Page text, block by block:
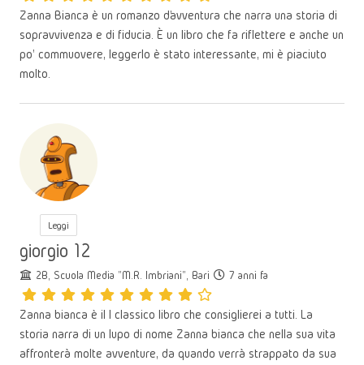
Zanna Bianca è un romanzo d’avventura che narra una storia di
sopravvivenza e di fiducia. È un libro che fa riflettere e anche un
po' commuovere, leggerlo è stato interessante, mi è piaciuto
molto.
Leggi
giorgio 12
2B, Scuola Media "M.R. Imbriani", Bari 7 anni fa
Zanna bianca è il l classico libro che consiglierei a tutti. La
storia narra di un lupo di nome Zanna bianca che nella sua vita
affronterà molte avventure, da quando verrà strappato da sua